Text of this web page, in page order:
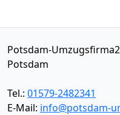
Potsdam-
Potsdam
Tel.: 01579-2482341
E-Mail: info@potsdam-